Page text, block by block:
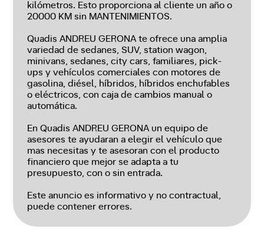
kilómetros. Esto proporciona al cliente un año o
20000 KM sin MANTENIMIENTOS.
Quadis ANDREU GERONA te ofrece una amplia
variedad de sedanes, SUV, station wagon,
minivans, sedanes, city cars, familiares, pick-
ups y vehículos comerciales con motores de
gasolina, diésel, híbridos, híbridos enchufables
o eléctricos, con caja de cambios manual o
automática.
En Quadis ANDREU GERONA un equipo de
asesores te ayudaran a elegir el vehículo que
mas necesitas y te asesoran con el producto
financiero que mejor se adapta a tu
presupuesto, con o sin entrada.
Este anuncio es informativo y no contractual,
puede contener errores.